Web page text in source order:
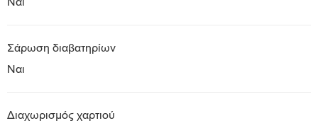
Σάρωση διαβατηρίων
Ναι
Διαχωρισμός χαρτιού